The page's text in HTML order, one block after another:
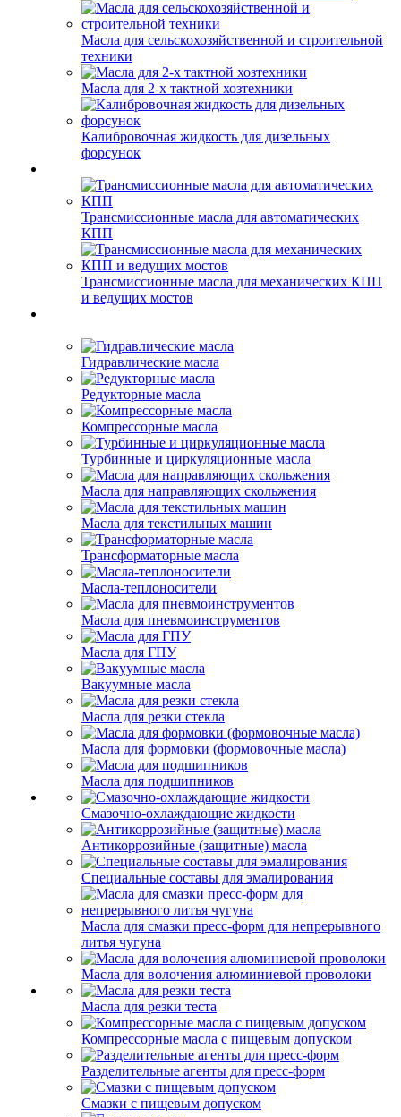
Масла для сельскохозяйственной и строительной
техники
Масла для 2-х тактной хозтехники
Калибровочная жидкость для дизельных
форсунок
Трансмиссионные масла для автоматических
КПП
Трансмиссионные масла для механических КПП
и ведущих мостов
Гидравлические масла
Редукторные масла
Компрессорные масла
Турбинные и циркуляционные масла
Масла для направляющих скольжения
Масла для текстильных машин
Трансформаторные масла
Масла-теплоносители
Масла для пневмоинструментов
Масла для ГПУ
Вакуумные масла
Масла для резки стекла
Масла для формовки (формовочные масла)
Масла для подшипников
Смазочно-охлаждающие жидкости
Антикоррозийные (защитные) масла
Специальные составы для эмалирования
Масла для смазки пресс-форм для непрерывного
литья чугуна
Масла для волочения алюминиевой проволоки
Масла для резки теста
Компрессорные масла с пищевым допуском
Разделительные агенты для пресс-форм
Смазки с пищевым допуском